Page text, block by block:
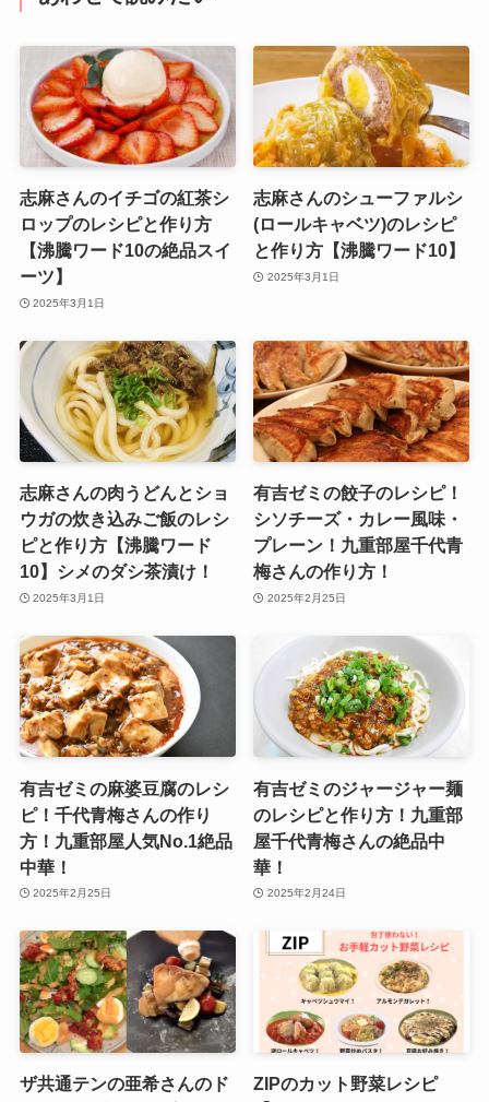
志麻さんのイチゴの紅茶シ
ロップのレシピと作り方
【沸騰ワード10の絶品スイ
ーツ】
2025年3月1日
志麻さんのシューファルシ
(ロールキャベツ)のレシピ
と作り方【沸騰ワード10】
2025年3月1日
志麻さんの肉うどんとショ
ウガの炊き込みご飯のレシ
ピと作り方【沸騰ワード
10】シメのダシ茶漬け！
2025年3月1日
有吉ゼミの餃子のレシピ！
シソチーズ・カレー風味・
プレーン！九重部屋千代青
梅さんの作り方！
2025年2月25日
有吉ゼミの麻婆豆腐のレシ
ピ！千代青梅さんの作り
方！九重部屋人気No.1絶品
中華！
2025年2月25日
有吉ゼミのジャージャー麺
のレシピと作り方！九重部
屋千代青梅さんの絶品中
華！
2025年2月24日
ザ共通テンの亜希さんのド
ZIPのカット野菜レシピ